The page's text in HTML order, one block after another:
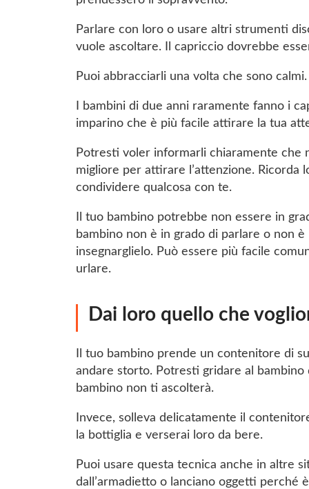
Parlare con loro o usare altri strumenti
vuole ascoltare. Il capriccio dovrebbe
Puoi abbracciarli una volta che sono
I bambini di due anni raramente fanno i
imparino che è più facile attirare la tua
Potresti voler informarli chiaramente che
migliore per attirare l’attenzione. Ricorda
condividere qualcosa con te.
Il tuo bambino potrebbe non essere in
bambino non è in grado di parlare o non
insegnarglielo. Può essere più facile
urlare.
Dai loro quello che
Il tuo bambino prende un contenitore di
andare storto. Potresti gridare al
bambino non ti ascolterà.
Invece, solleva delicatamente il
la bottiglia e verserai loro da bere.
Puoi usare questa tecnica anche in altre
dall’armadietto o lanciano oggetti perché